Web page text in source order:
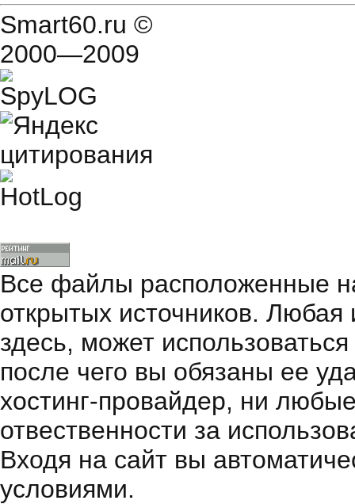
Smart60.ru ©
2000—2009
Все файлы расположенные
открытых источников.
здесь, может
после чего вы обязаны ее
хостинг-провайдер, ни
отвественности за
Входя на сайт вы
условиями.